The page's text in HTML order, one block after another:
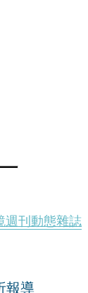
週刊動態雜誌
報導